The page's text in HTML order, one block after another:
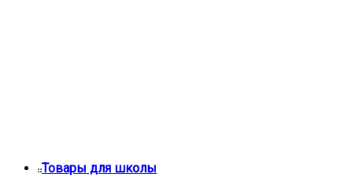
Товары для школы